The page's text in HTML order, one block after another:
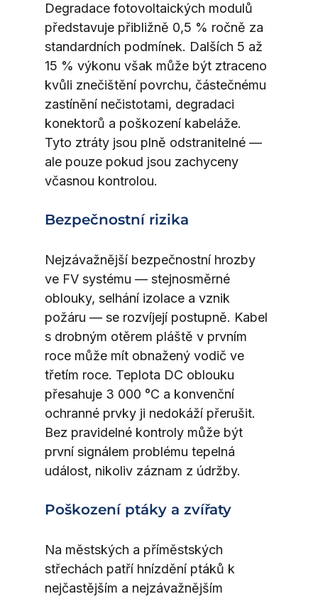
Degradace fotovoltaických modulů
představuje přibližně 0,5 % ročně za
standardních podmínek. Dalších 5 až
15 % výkonu však může být ztraceno
kvůli znečištění povrchu, částečnému
zastínění nečistotami, degradaci
konektorů a poškození kabeláže.
Tyto ztráty jsou plně odstranitelné —
ale pouze pokud jsou zachyceny
včasnou kontrolou.
Bezpečnostní rizika
Nejzávažnější bezpečnostní hrozby
ve FV systému — stejnosměrné
oblouky, selhání izolace a vznik
požáru — se rozvíjejí postupně. Kabel
s drobným otěrem pláště v prvním
roce může mít obnažený vodič ve
třetím roce. Teplota DC oblouku
přesahuje 3 000 °C a konvenční
ochranné prvky ji nedokáží přerušit.
Bez pravidelné kontroly může být
první signálem problému tepelná
událost, nikoliv záznam z údržby.
Poškození ptáky a zvířaty
Na městských a příměstských
střechách patří hnízdění ptáků k
nejčastějším a nejzávažnějším